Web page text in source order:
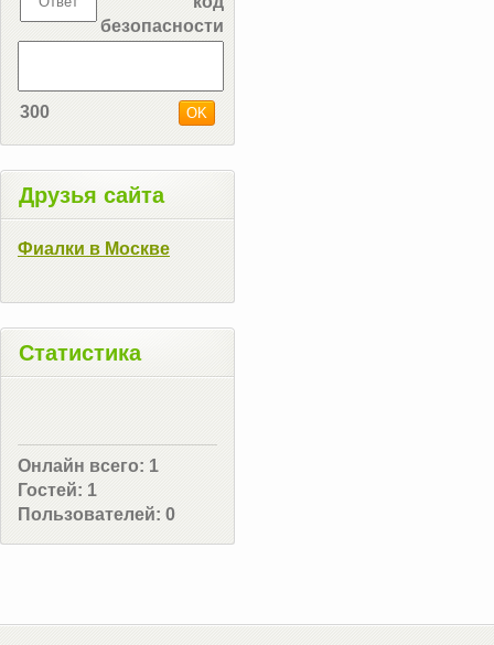
300
Друзья сайта
Фиалки в Москве
Статистика
Онлайн всего: 1
Гостей: 1
Пользователей: 0